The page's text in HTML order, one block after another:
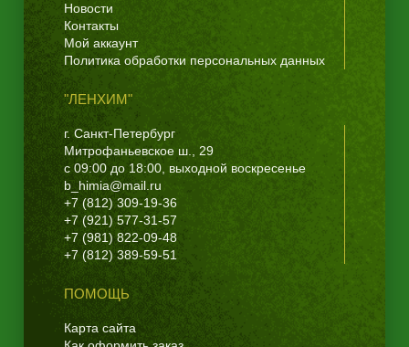
Новости
Контакты
Мой аккаунт
Политика обработки персональных данных
"ЛЕНХИМ"
г. Санкт-Петербург
Митрофаньевское ш., 29
с 09:00 до 18:00, выходной воскресенье
b_himia@mail.ru
+7 (812) 309-19-36
+7 (921) 577-31-57
+7 (981) 822-09-48
+7 (812) 389-59-51
ПОМОЩЬ
Карта сайта